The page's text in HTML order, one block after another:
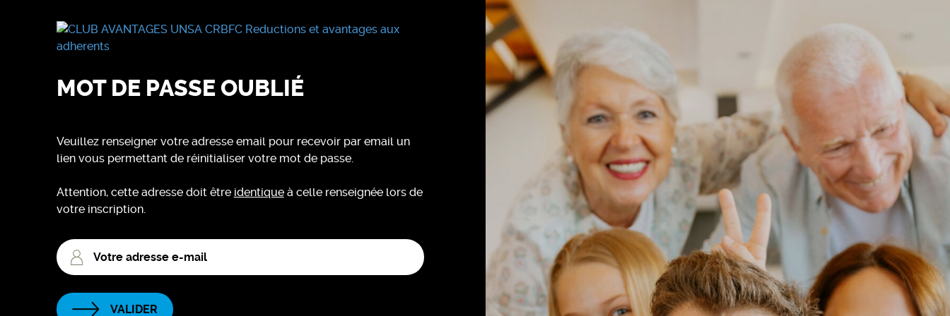
MOT DE PASSE OUBLIÉ
Veuillez renseigner votre adresse email pour recevoir par email un
lien vous permettant de réinitialiser votre mot de passe.
Attention, cette adresse doit être identiqueà celle renseignée lors de
votre inscription.
Mail
VALIDER